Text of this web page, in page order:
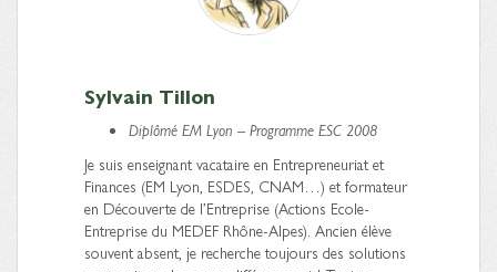
Sylvain Tillon
Diplômé EM Lyon – Programme ESC 2008
Je suis enseignant vacataire en Entrepreneuriat et
Finances (EM Lyon, ESDES, CNAM…) et formateur
en Découverte de l’Entreprise (Actions Ecole-
Entreprise du MEDEF Rhône-Alpes). Ancien élève
souvent absent, je recherche toujours des solutions